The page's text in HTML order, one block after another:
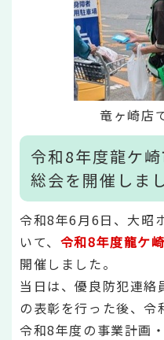
竜ヶ崎店
令和8年度龍ケ
総会を開催しま
令和8年6月6日、大昭
いて、 令和8年度龍ケ
開催しました。
当日は、優良防犯連絡
の表彰を行った後、令
令和8年度の事業計画